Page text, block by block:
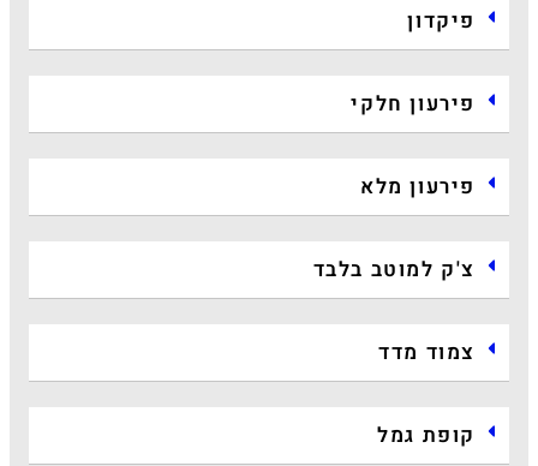
פיקדון
פירעון חלקי
פירעון מלא
צ'ק למוטב בלבד
צמוד מדד
קופת גמל